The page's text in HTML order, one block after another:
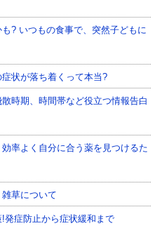
? いつもの食事で、突然子どもに
状が落ち着くって本当?
時期、時間帯など役立つ情報告白
率よく自分に合う薬を見つけるた
草について
発症防止から症状緩和まで